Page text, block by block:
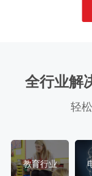
全行业解
轻
教育行业